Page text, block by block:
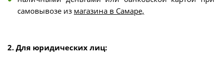
самовывозе из магазина в Самаре,
2. Для юридических лиц: